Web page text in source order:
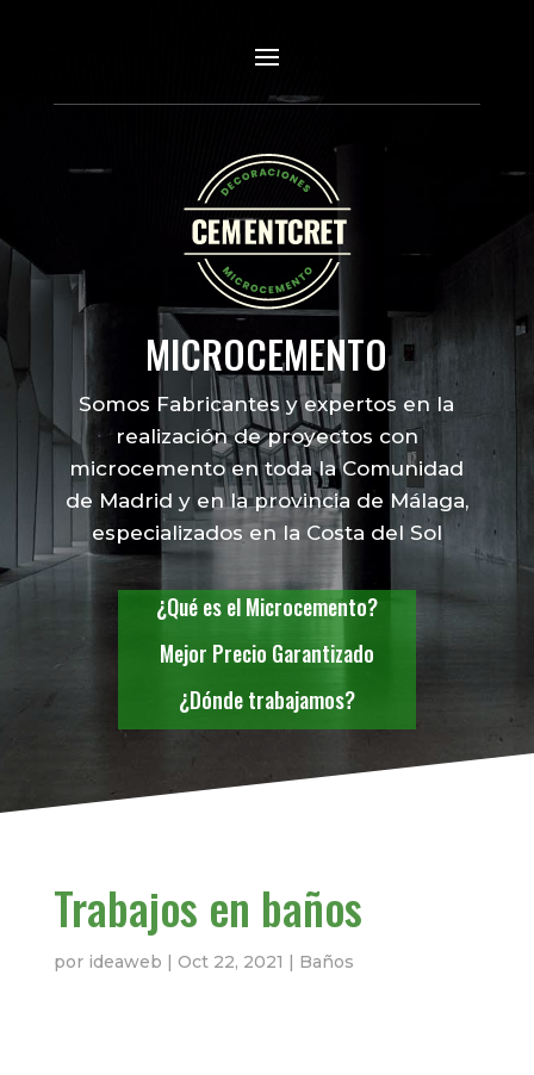
MICROCEMENTO
Somos Fabricantes y expertos en la
realización de proyectos con
microcemento en toda la Comunidad
de Madrid y en la provincia de Málaga,
especializados en la Costa del Sol
¿Qué es el Microcemento?
Mejor Precio Garantizado
¿Dónde trabajamos?
Trabajos en baños
por ideaweb | Oct 22, 2021 | Baños